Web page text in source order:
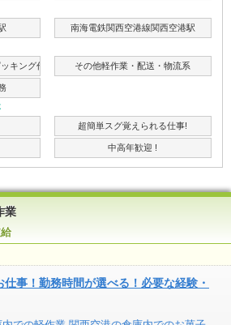
南海電鉄関西空港線関西空港駅
キング作業）
その他軽作業・配送・物流系
超簡単スグ覚えられる仕事!
中高年歓迎 !
業
事！勤務時間が選べる！必要な経験・